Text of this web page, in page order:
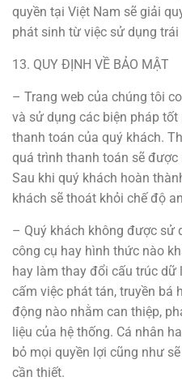
quyền tại Việt Nam sẽ giải
phát sinh từ việc sử dụng trái
13. QUY ĐỊNH VỀ BẢO MẬT
– Trang web của chúng tôi
và sử dụng các biện pháp
thanh toán của quý khách.
quá trình thanh toán sẽ
Sau khi quý khách hoàn
khách sẽ thoát khỏi chế độ
– Quý khách không được sử
công cụ hay hình thức nào
hay làm thay đổi cấu trúc dữ
cấm việc phát tán, truyền bá
động nào nhằm can thiệp,
liệu của hệ thống. Cá nhân
bỏ mọi quyền lợi cũng như
cần thiết.